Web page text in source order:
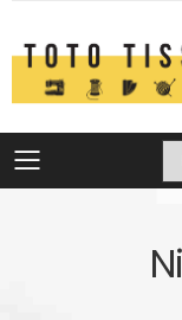
Toggle